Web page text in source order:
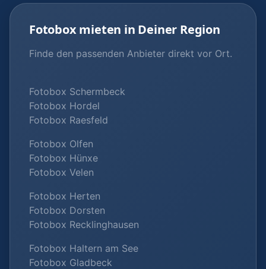
Fotobox mieten in Deiner Region
Finde den passenden Anbieter direkt vor Ort.
Fotobox Schermbeck
Fotobox Hordel
Fotobox Raesfeld
Fotobox Olfen
Fotobox Hünxe
Fotobox Velen
Fotobox Herten
Fotobox Dorsten
Fotobox Recklinghausen
Fotobox Haltern am See
Fotobox Gladbeck